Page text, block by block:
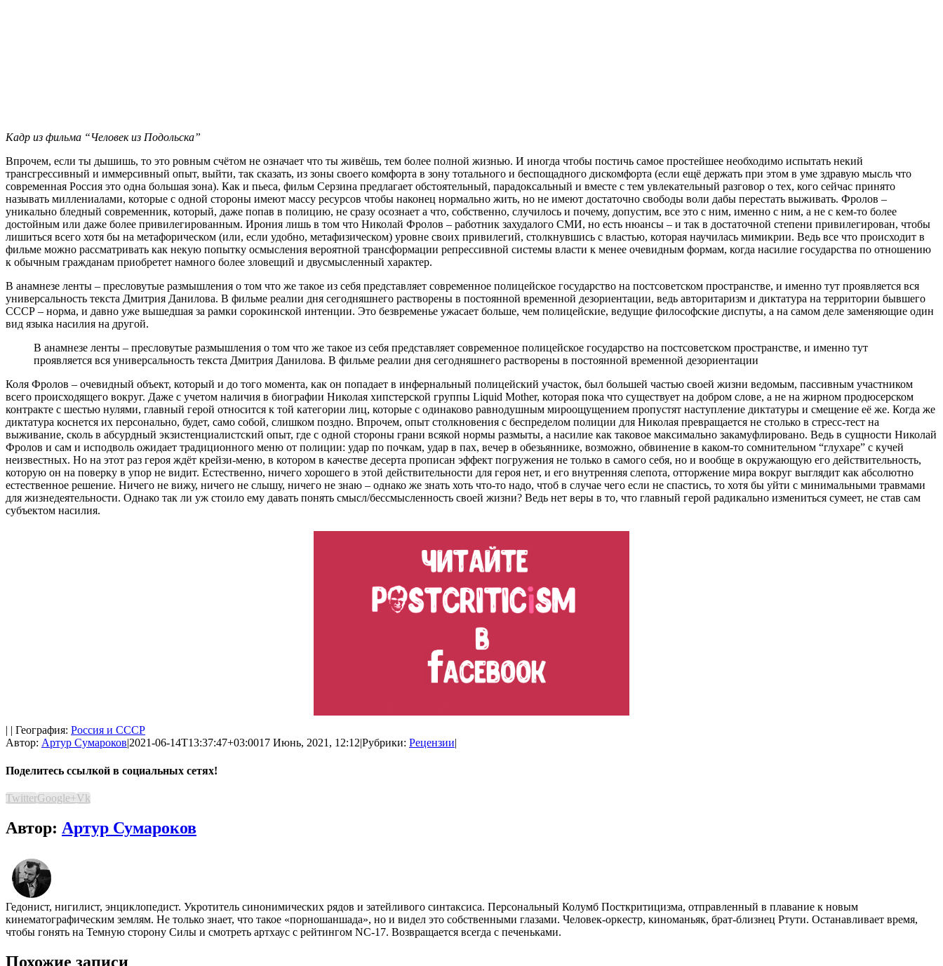
Кадр из фильма “Человек из Подольска”
Впрочем, если ты дышишь, то это ровным счётом не означает что ты живёшь, тем более полной жизнью. И иногда чтобы постичь самое простейшее необходимо испытать некий
трансгрессивный и иммерсивный опыт, выйти, так сказать, из зоны своего комфорта в зону тотального и беспощадного дискомфорта (если ещё держать при этом в уме здравую мысль что
современная Россия это одна большая зона). Как и пьеса, фильм Серзина предлагает обстоятельный, парадоксальный и вместе с тем увлекательный разговор о тех, кого сейчас принято
называть миллениалами, которые с одной стороны имеют массу ресурсов чтобы наконец нормально жить, но не имеют достаточно свободы воли дабы перестать выживать. Фролов –
уникально бледный современник, который, даже попав в полицию, не сразу осознает а что, собственно, случилось и почему, допустим, все это с ним, именно с ним, а не с кем-то более
достойным или даже более привилегированным. Ирония лишь в том что Николай Фролов – работник захудалого СМИ, но есть нюансы – и так в достаточной степени привилегирован, чтобы
лишиться всего хотя бы на метафорическом (или, если удобно, метафизическом) уровне своих привилегий, столкнувшись с властью, которая научилась мимикрии. Ведь все что происходит в
фильме можно рассматривать как некую попытку осмысления вероятной трансформации репрессивной системы власти к менее очевидным формам, когда насилие государства по отношению
к обычным гражданам приобретет намного более зловещий и двусмысленный характер.
В анамнезе ленты – пресловутые размышления о том что же такое из себя представляет современное полицейское государство на постсоветском пространстве, и именно тут проявляется вся
универсальность текста Дмитрия Данилова. В фильме реалии дня сегодняшнего растворены в постоянной временной дезориентации, ведь авторитаризм и диктатура на территории бывшего
СССР – норма, и давно уже вышедшая за рамки сорокинской интенции. Это безвременье ужасает больше, чем полицейские, ведущие философские диспуты, а на самом деле заменяющие один
вид языка насилия на другой.
В анамнезе ленты – пресловутые размышления о том что же такое из себя представляет современное полицейское государство на постсоветском пространстве, и именно тут
проявляется вся универсальность текста Дмитрия Данилова. В фильме реалии дня сегодняшнего растворены в постоянной временной дезориентации
Коля Фролов – очевидный объект, который и до того момента, как он попадает в инфернальный полицейский участок, был большей частью своей жизни ведомым, пассивным участником
всего происходящего вокруг. Даже с учетом наличия в биографии Николая хипстерской группы Liquid Mother, которая пока что существует на добром слове, а не на жирном продюсерском
контракте с шестью нулями, главный герой относится к той категории лиц, которые с одинаково равнодушным мироощущением пропустят наступление диктатуры и смещение её же. Когда же
диктатура коснется их персонально, будет, само собой, слишком поздно. Впрочем, опыт столкновения с беспределом полиции для Николая превращается не столько в стресс-тест на
выживание, сколь в абсурдный экзистенциалистский опыт, где с одной стороны грани всякой нормы размыты, а насилие как таковое максимально закамуфлировано. Ведь в сущности Николай
Фролов и сам и исподволь ожидает традиционного меню от полиции: удар по почкам, удар в пах, вечер в обезьяннике, возможно, обвинение в каком-то сомнительном “глухаре” с кучей
неизвестных. Но на этот раз героя ждёт крейзи-меню, в котором в качестве десерта прописан эффект погружения не только в самого себя, но и вообще в окружающую его действительность,
которую он на поверку в упор не видит. Естественно, ничего хорошего в этой действительности для героя нет, и его внутренняя слепота, отторжение мира вокруг выглядит как абсолютно
естественное решение. Ничего не вижу, ничего не слышу, ничего не знаю – однако же знать хоть что-то надо, чтоб в случае чего если не спастись, то хотя бы уйти с минимальными травмами
для жизнедеятельности. Однако так ли уж стоило ему давать понять смысл/бессмысленность своей жизни? Ведь нет веры в то, что главный герой радикально измениться сумеет, не став сам
субъектом насилия.
| | География: Россия и СССР
Автор: Артур Сумароков|2021-06-14T13:37:47+03:0017 Июнь, 2021, 12:12|Рубрики: Рецензии|
Поделитесь ссылкой в социальных сетях!
TwitterGoogle+Vk
Автор: Артур Сумароков
Гедонист, нигилист, энциклопедист. Укротитель синонимических рядов и затейливого синтаксиса. Персональный Колумб Посткритицизма, отправленный в плавание к новым
кинематографическим землям. Не только знает, что такое «порношаншада», но и видел это собственными глазами. Человек-оркестр, киноманьяк, брат-близнец Ртути. Останавливает время,
чтобы гонять на Темную сторону Силы и смотреть артхаус с рейтингом NC-17. Возвращается всегда с печеньками.
Похожие записи